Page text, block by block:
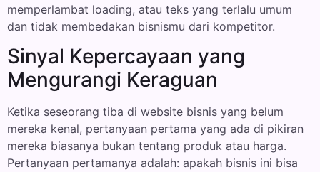
memperlambat loading, atau teks yang terlalu umum
dan tidak membedakan bisnismu dari kompetitor.
Sinyal Kepercayaan yang
Mengurangi Keraguan
Ketika seseorang tiba di website bisnis yang belum
mereka kenal, pertanyaan pertama yang ada di pikiran
mereka biasanya bukan tentang produk atau harga.
Pertanyaan pertamanya adalah: apakah bisnis ini bisa